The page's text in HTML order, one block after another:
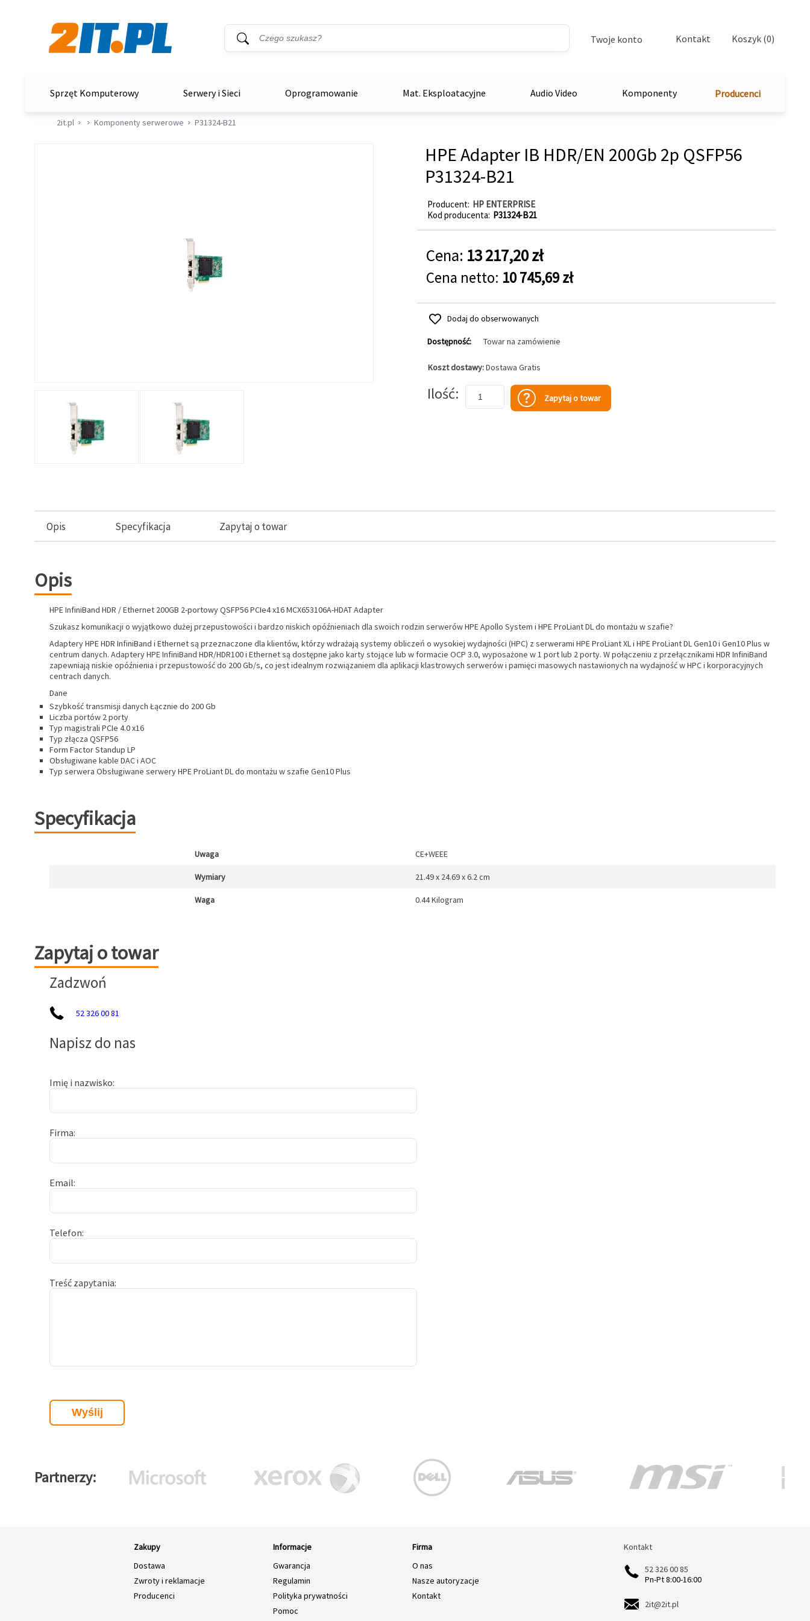
Wyszukiwarka
Słowo kluczowe
Twoje konto Kontakt Koszyk (0)
Sprzęt Komputerowy Serwery i Sieci Oprogramowanie Mat. Eksploatacyjne Audio Video Komponenty Producenci
2it.pl Komponenty serwerowe P31324-B21
HPE Adapter IB HDR/EN 200Gb 2p QSFP56
P31324-B21
Producent HP ENTERPRISE
Kod producenta P31324-B21
Cena: 13 217,20 zł
Cena netto: 10 745,69 zł
Dodaj do obserwowanych
Dostępność: Towar na zamówienie
Koszt dostawy:Dostawa Gratis
Ilość Zapytaj o towar
Opis Specyfikacja Zapytaj o towar
Opis
HPE InfiniBand HDR / Ethernet 200GB 2-portowy QSFP56 PCIe4 x16 MCX653106A-HDAT Adapter
Szukasz komunikacji o wyjątkowo dużej przepustowości i bardzo niskich opóźnieniach dla swoich rodzin serwerów HPE Apollo System i HPE ProLiant DL do montażu w szafie?
Adaptery HPE HDR InfiniBand i Ethernet są przeznaczone dla klientów, którzy wdrażają systemy obliczeń o wysokiej wydajności (HPC) z serwerami HPE ProLiant XL i HPE ProLiant DL Gen10 i Gen10 Plus w
centrum danych. Adaptery HPE InfiniBand HDR/HDR100 i Ethernet są dostępne jako karty stojące lub w formacie OCP 3.0, wyposażone w 1 port lub 2 porty. W połączeniu z przełącznikami HDR InfiniBand
zapewniają niskie opóźnienia i przepustowość do 200 Gb/s, co jest idealnym rozwiązaniem dla aplikacji klastrowych serwerów i pamięci masowych nastawionych na wydajność w HPC i korporacyjnych
centrach danych.
Dane
Szybkość transmisji danych Łącznie do 200 Gb
Liczba portów 2 porty
Typ magistrali PCIe 4.0 x16
Typ złącza QSFP56
Form Factor Standup LP
Obsługiwane kable DAC i AOC
Typ serwera Obsługiwane serwery HPE ProLiant DL do montażu w szafie Gen10 Plus
Specyfikacja
Uwaga CE+WEEE
Wymiary 21.49 x 24.69 x 6.2 cm
Waga 0.44 Kilogram
Zapytaj o towar
Zapytaj o towar
Zadzwoń
52 326 00 81
Napisz do nas
Imię i nazwisko
Firma
Email
Telefon
Treść zapytania
Partnerzy
Zakupy
Dostawa
Zwroty i reklamacje
Producenci
Informacje
Gwarancja
Regulamin
Polityka prywatności
Pomoc
Firma
O nas
Nasze autoryzacje
Kontakt
Kontakt
Kontakt
52 326 00 85
Pn-Pt 8:00-16:00
2it@2it.pl